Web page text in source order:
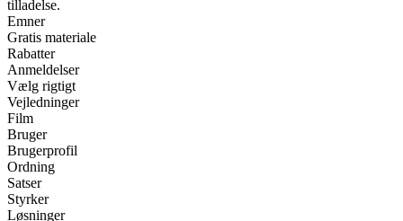
tilladelse.
Emner
Gratis materiale
Rabatter
Anmeldelser
Vælg rigtigt
Vejledninger
Film
Bruger
Brugerprofil
Ordning
Satser
Styrker
Løsninger